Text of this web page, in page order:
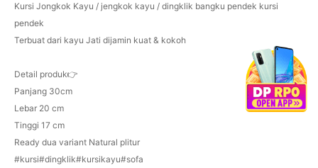
Kursi Jongkok Kayu / jengkok kayu / dingklik bangku pendek kursi
pendek
Terbuat dari kayu Jati dijamin kuat & kokoh
Detail produk👉
Panjang 30cm
Lebar 20 cm
Tinggi 17 cm
Ready dua variant Natural plitur
#kursi#dingklik#kursikayu#sofa